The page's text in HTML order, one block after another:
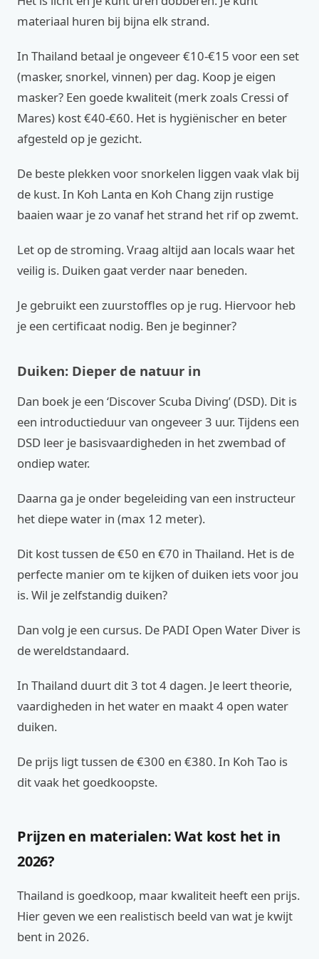
materiaal huren bij bijna elk strand.
In Thailand betaal je ongeveer €10-€15 voor een set
(masker, snorkel, vinnen) per dag. Koop je eigen
masker? Een goede kwaliteit (merk zoals Cressi of
Mares) kost €40-€60. Het is hygiënischer en beter
afgesteld op je gezicht.
De beste plekken voor snorkelen liggen vaak vlak bij
de kust. In Koh Lanta en Koh Chang zijn rustige
baaien waar je zo vanaf het strand het rif op zwemt.
Let op de stroming. Vraag altijd aan locals waar het
veilig is. Duiken gaat verder naar beneden.
Je gebruikt een zuurstoffles op je rug. Hiervoor heb
je een certificaat nodig. Ben je beginner?
Duiken: Dieper de natuur in
Dan boek je een ‘Discover Scuba Diving’ (DSD). Dit is
een introductieduur van ongeveer 3 uur. Tijdens een
DSD leer je basisvaardigheden in het zwembad of
ondiep water.
Daarna ga je onder begeleiding van een instructeur
het diepe water in (max 12 meter).
Dit kost tussen de €50 en €70 in Thailand. Het is de
perfecte manier om te kijken of duiken iets voor jou
is. Wil je zelfstandig duiken?
Dan volg je een cursus. De PADI Open Water Diver is
de wereldstandaard.
In Thailand duurt dit 3 tot 4 dagen. Je leert theorie,
vaardigheden in het water en maakt 4 open water
duiken.
De prijs ligt tussen de €300 en €380. In Koh Tao is
dit vaak het goedkoopste.
Prijzen en materialen: Wat kost het in
2026?
Thailand is goedkoop, maar kwaliteit heeft een prijs.
Hier geven we een realistisch beeld van wat je kwijt
bent in 2026.